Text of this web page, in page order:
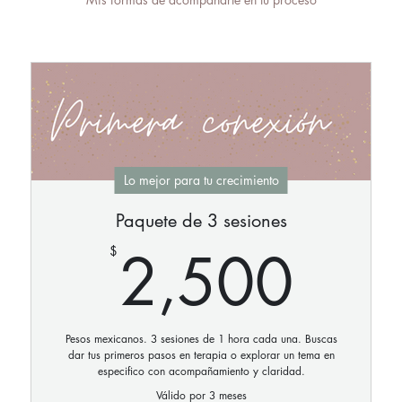
Lo mejor para tu crecimiento
Paquete de 3 sesiones
$ 2,500
Pesos mexicanos. 3 sesiones de 1 hora cada una. Buscas
dar tus primeros pasos en terapia o explorar un tema en
especifico con acompañamiento y claridad.
Válido por 3 meses